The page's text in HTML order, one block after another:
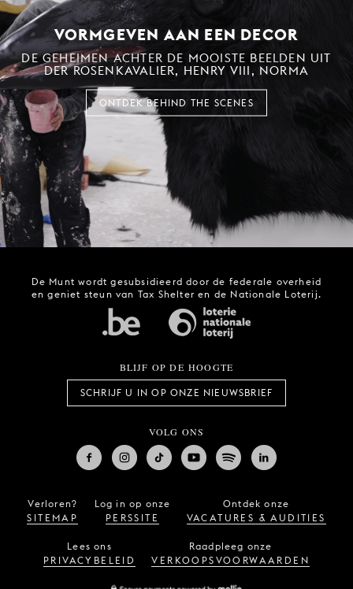
VORMGEVEN AAN EEN DECOR
DE GEHEIMEN ACHTER DE MOOISTE BEELDEN UIT
DER ROSENKAVALIER, HENRY VIII, NORMA
ONTDEK BEHIND THE SCENES
De Munt wordt gesubsidieerd door de federale overheid
en geniet steun van Tax Shelter en de Nationale Loterij.
BLIJF OP DE HOOGTE
SCHRIJF U IN OP ONZE NIEUWSBRIEF
VOLG ONS
Verloren?
SITEMAP
Log in op onze
PERSSITE
Ontdek onze
VACATURES & AUDITIES
Lees ons
PRIVACYBELEID
Raadpleeg onze
VERKOOPSVOORWAARDEN